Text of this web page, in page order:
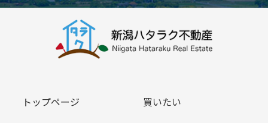
トップページ 買いたい